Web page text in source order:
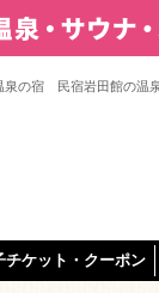
泉の宿 民宿岩田館の温
チケット・クーポン